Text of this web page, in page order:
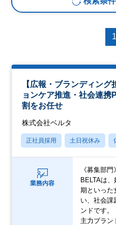
1
【広報・ブランディン
ョンケア推進・社会連携
割をお任せ
株式会社ベルタ
正社員採用 土日祝休み
業務内容
《募集部門》
BELTAは
期といった
い、社会課
ンドです。
主力ブラン